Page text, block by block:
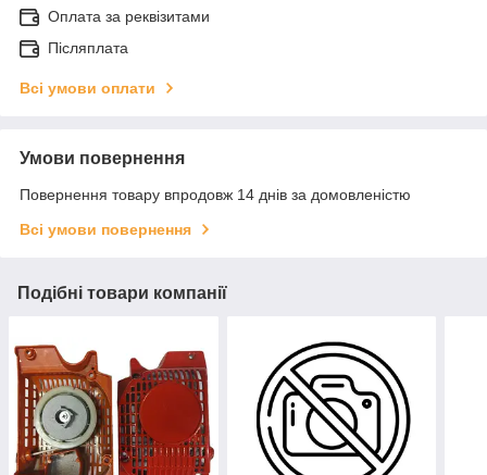
Оплата за реквізитами
Післяплата
Всі умови оплати
Умови повернення
Повернення товару впродовж 14 днів за домовленістю
Всі умови повернення
Подібні товари компанії